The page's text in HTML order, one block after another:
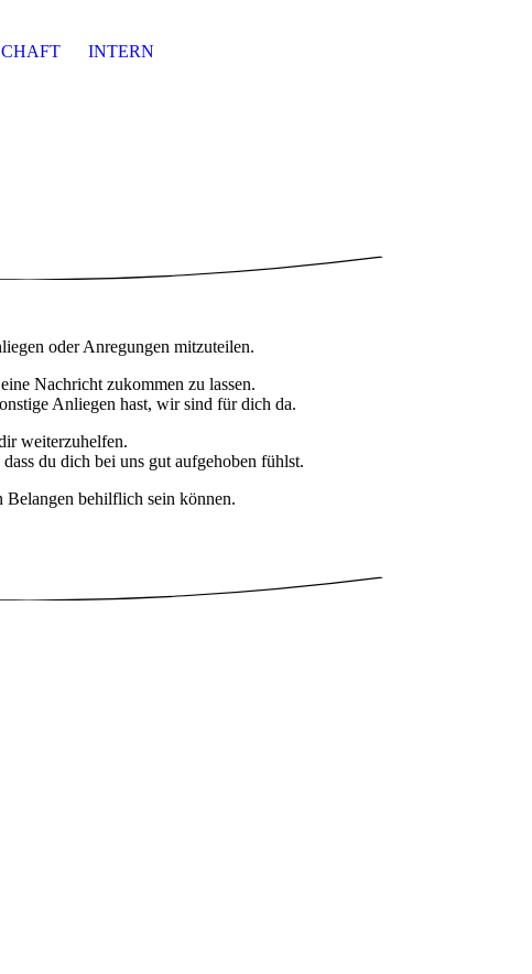
INTERN
oder Anregungen mitzuteilen.
Nachricht zukommen zu lassen.
Anliegen hast, wir sind für dich da.
weiterzuhelfen.
du dich bei uns gut aufgehoben fühlst.
Belangen behilflich sein können.